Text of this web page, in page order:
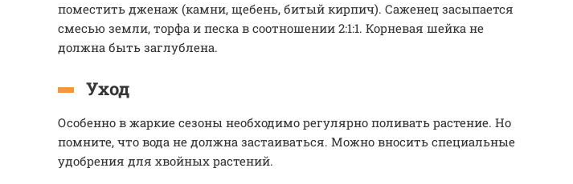
поместить дженаж (камни, щебень, битый кирпич). Саженец засыпается
смесью земли, торфа и песка в соотношении 2:1:1. Корневая шейка не
должна быть заглублена.
Уход
Особенно в жаркие сезоны необходимо регулярно поливать растение. Но
помните, что вода не должна застаиваться. Можно вносить специальные
удобрения для хвойных растений.